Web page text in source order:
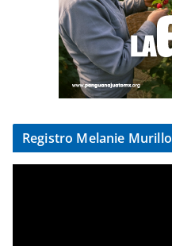
Registro Melanie Murillo